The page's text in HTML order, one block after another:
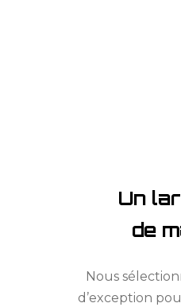
Un
de
Nous
d’exception